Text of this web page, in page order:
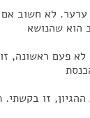
ערער. לא חשוב
הוא שהנושא
פעם ראשונה,
זו בקשתי.